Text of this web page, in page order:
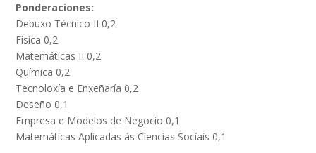
Ponderaciones:
Debuxo Técnico II 0,2
Física 0,2
Matemáticas II 0,2
Química 0,2
Tecnoloxía e Enxeñaría 0,2
Deseño 0,1
Empresa e Modelos de Negocio 0,1
Matemáticas Aplicadas ás Ciencias Socíais 0,1